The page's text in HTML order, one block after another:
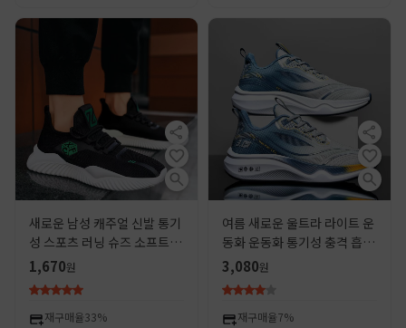
새로운 남성 캐주얼 신발 통기
성 스포츠 러닝 슈즈 소프트 단
독 편안한 라이트급 플라잉 위
빙 슈즈 슈퍼 저렴한 런닝 슈즈
1,670원
재구매율33%
여름 새로운 울트라 라이트 운
동화 운동화 통기성 충격 흡수
부드러운 바닥 학생 신발 가벼
운 달리기 남성 신발 머리카락
3,080원
재구매율7%